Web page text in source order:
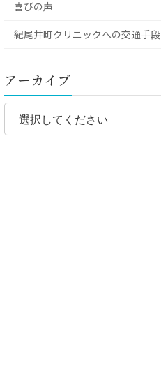
喜びの声
紀尾井町クリニックへの交通手段
アーカイブ